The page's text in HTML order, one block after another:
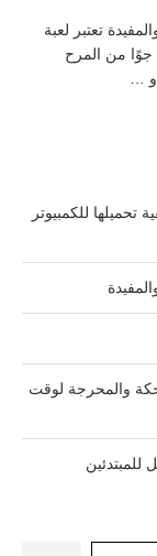
تعتبر لعبة
جوًا من المرح
…
تحميلها للكمبيوتر
والمحرجة لوقت